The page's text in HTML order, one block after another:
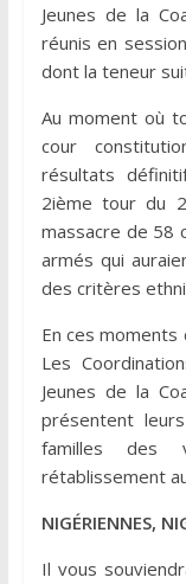
Jeunes de la
réunis en
dont la teneur
Au moment où
cour
résultats
2ième tour du
massacre de 58
armés qui
des critères
En ces moments
Les
Jeunes de la
présentent
familles des
rétablissement
NIGÉRIENNES,
Il vous